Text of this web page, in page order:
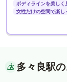
ボディラインを美しく
女性だけの空間で楽し
多々良駅